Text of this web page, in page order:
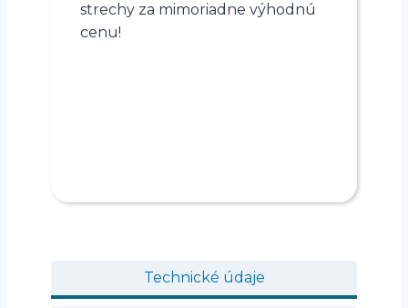
strechy za mimoriadne výhodnú
cenu!
Technické údaje